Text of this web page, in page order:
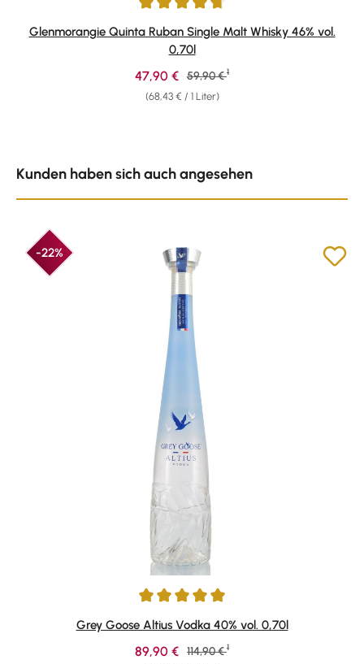
Durchschnittliche Bewertung von 4.84 von 5 Sternen
Glenmorangie Quinta Ruban Single Malt Whisky 46% vol.
0,70l
(68,43 € / 1 Liter)
Verkaufspreis:
47,90 € Regulärer Preis:
59,90 € 1
Kunden haben sich auch angesehen
-22%
Durchschnittliche Bewertung von 5 von 5 Sternen
Grey Goose Altius Vodka 40% vol. 0,70l
Verkaufspreis:
89,90 € Regulärer Preis:
114,90 € 1